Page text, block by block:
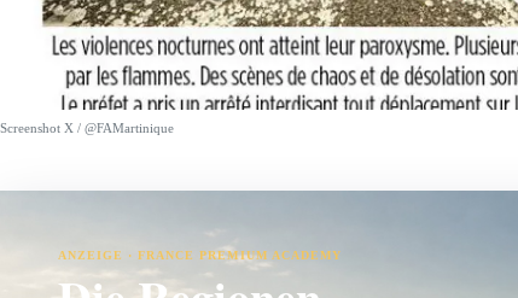
Screenshot X / @FAMartinique
ANZEIGE · FRANCE PREMIUM ACADEMY